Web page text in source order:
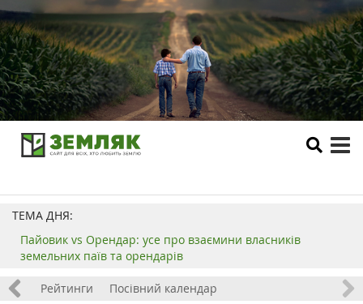
ТЕМА ДНЯ:
Пайовик vs Орендар: усе про взаємини власників
земельних паїв та орендарів
Рейтинги Посівний календар